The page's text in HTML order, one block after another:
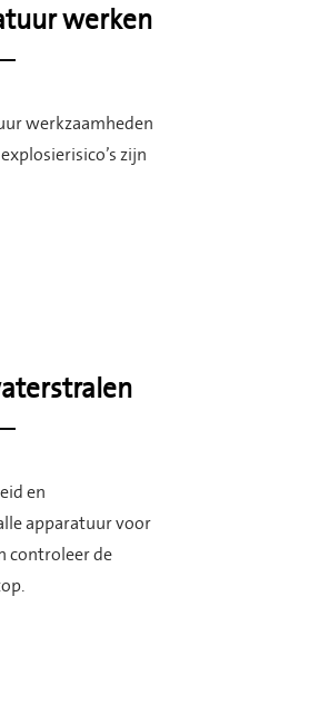
werken
werkzaamheden
zijn
en
apparatuur voor
controleer de